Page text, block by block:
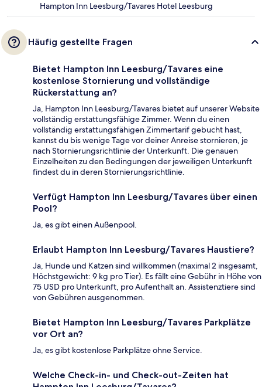
Hampton Inn Leesburg/Tavares Hotel Leesburg
Häufig gestellte Fragen
Bietet Hampton Inn Leesburg/Tavares eine
kostenlose Stornierung und vollständige
Rückerstattung an?
Ja, Hampton Inn Leesburg/Tavares bietet auf unserer Website
vollständig erstattungsfähige Zimmer. Wenn du einen
vollständig erstattungsfähigen Zimmertarif gebucht hast,
kannst du bis wenige Tage vor deiner Anreise stornieren, je
nach Stornierungsrichtlinie der Unterkunft. Die genauen
Einzelheiten zu den Bedingungen der jeweiligen Unterkunft
findest du in deren Stornierungsrichtlinie.
Verfügt Hampton Inn Leesburg/Tavares über einen
Pool?
Ja, es gibt einen Außenpool.
Erlaubt Hampton Inn Leesburg/Tavares Haustiere?
Ja, Hunde und Katzen sind willkommen (maximal 2 insgesamt,
Höchstgewicht: 9 kg pro Tier). Es fällt eine Gebühr in Höhe von
75 USD pro Unterkunft, pro Aufenthalt an. Assistenztiere sind
von Gebühren ausgenommen.
Bietet Hampton Inn Leesburg/Tavares Parkplätze
vor Ort an?
Ja, es gibt kostenlose Parkplätze ohne Service.
Welche Check-in- und Check-out-Zeiten hat